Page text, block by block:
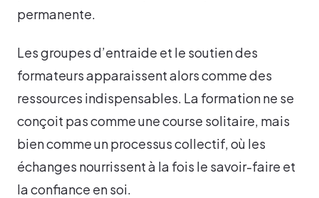
permanente.
Les groupes d’entraide et le soutien des
formateurs apparaissent alors comme des
ressources indispensables. La formation ne se
conçoit pas comme une course solitaire, mais
bien comme un processus collectif, où les
échanges nourrissent à la fois le savoir-faire et
la confiance en soi.